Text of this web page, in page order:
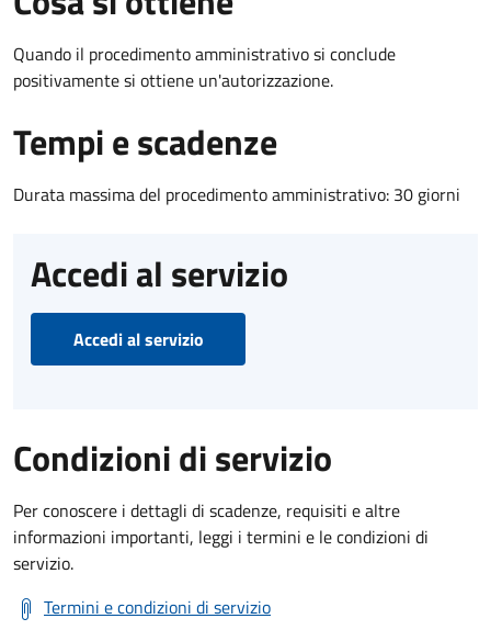
Quando il procedimento amministrativo si conclude
positivamente si ottiene un'autorizzazione.
Tempi e scadenze
Durata massima del procedimento amministrativo: 30 giorni
Accedi al servizio
Accedi al servizio
Condizioni di servizio
Per conoscere i dettagli di scadenze, requisiti e altre
informazioni importanti, leggi i termini e le condizioni di
servizio.
Termini e condizioni di servizio